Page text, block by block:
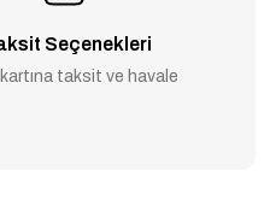
Seçenekleri
taksit ve havale